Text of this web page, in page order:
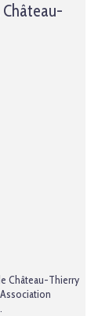
Château-
Château-Thierry